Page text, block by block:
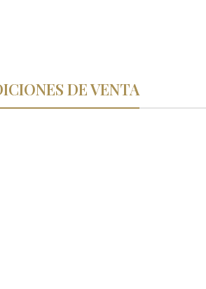
DE VENTA